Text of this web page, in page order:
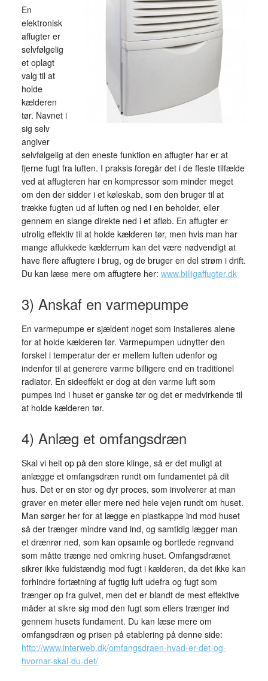
En
elektronisk
affugter er
selvfølgelig
et oplagt
valg til at
holde
kælderen
tør. Navnet i
sig selv
angiver
selvfølgelig at den eneste funktion en affugter har er at
fjerne fugt fra luften. I praksis foregår det i de fleste tilfælde
ved at affugteren har en kompressor som minder meget
om den der sidder i et køleskab, som den bruger til at
trække fugten ud af luften og ned i en beholder, eller
gennem en slange direkte ned i et afløb. En affugter er
utrolig effektiv til at holde kælderen tør, men hvis man har
mange aflukkede kælderrum kan det være nødvendigt at
have flere affugtere i brug, og de bruger en del strøm i drift.
Du kan læse mere om affugtere her: www.billigaffugter.dk
3) Anskaf en varmepumpe
En varmepumpe er sjældent noget som installeres alene
for at holde kælderen tør. Varmepumpen udnytter den
forskel i temperatur der er mellem luften udenfor og
indenfor til at generere varme billigere end en traditionel
radiator. En sideeffekt er dog at den varme luft som
pumpes ind i huset er ganske tør og det er medvirkende til
at holde kælderen tør.
4) Anlæg et omfangsdræn
Skal vi helt op på den store klinge, så er det muligt at
anlægge et omfangsdræn rundt om fundamentet på dit
hus. Det er en stor og dyr proces, som involverer at man
graver en meter eller mere ned hele vejen rundt om huset.
Man sørger her for at lægge en plastkappe ind mod huset
så der trænger mindre vand ind, og samtidig lægger man
et drænrør ned, som kan opsamle og bortlede regnvand
som måtte trænge ned omkring huset. Omfangsdrænet
sikrer ikke fuldstændig mod fugt i kælderen, da det ikke kan
forhindre fortætning af fugtig luft udefra og fugt som
trænger op fra gulvet, men det er blandt de mest effektive
måder at sikre sig mod den fugt som ellers trænger ind
gennem husets fundament. Du kan læse mere om
omfangsdræn og prisen på etablering på denne side:
http://www.interweb.dk/omfangsdraen-hvad-er-det-og-
hvornar-skal-du-det/